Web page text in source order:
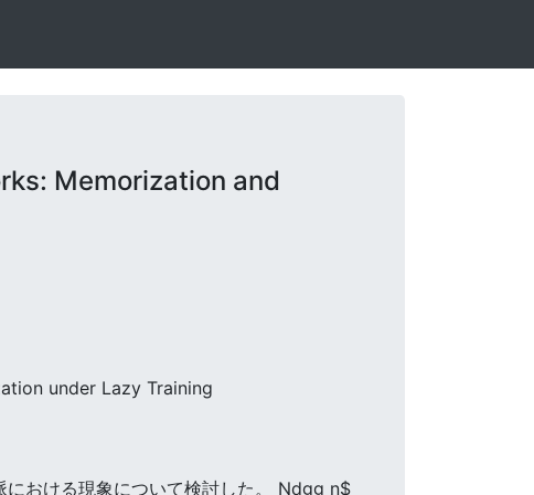
Memorization and
under Lazy Training
おける現象について検討した。 Ndgg n$